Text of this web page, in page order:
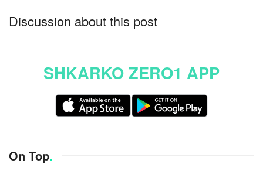
Discussion about this post
SHKARKO ZERO1 APP
On Top.